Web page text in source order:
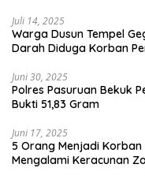
Juli 14, 2025
Warga Dusun Tempel
Darah Diduga Korban
Juni 30, 2025
Polres Pasuruan Bekuk
Bukti 51,83 Gram
Juni 17, 2025
5 Orang Menjadi Korban
Mengalami Keracunan